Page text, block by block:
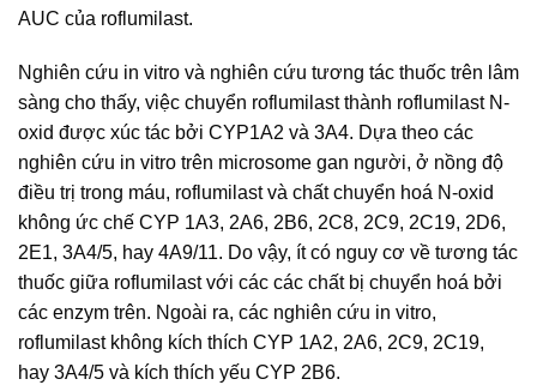
AUC của roflumilast.
Nghiên cứu in vitro và nghiên cứu tương tác thuốc trên lâm
sàng cho thấy, việc chuyển roflumilast thành roflumilast N-
oxid được xúc tác bởi CYP1A2 và 3A4. Dựa theo các
nghiên cứu in vitro trên microsome gan người, ở nồng độ
điều trị trong máu, roflumilast và chất chuyển hoá N-oxid
không ức chế CYP 1A3, 2A6, 2B6, 2C8, 2C9, 2C19, 2D6,
2E1, 3A4/5, hay 4A9/11. Do vậy, ít có nguy cơ về tương tác
thuốc giữa roflumilast với các các chất bị chuyển hoá bởi
các enzym trên. Ngoài ra, các nghiên cứu in vitro,
roflumilast không kích thích CYP 1A2, 2A6, 2C9, 2C19,
hay 3A4/5 và kích thích yếu CYP 2B6.